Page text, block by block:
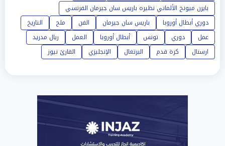
بايرن ميونخ الألماني نظيره باريس سان جيرمان الفرنسي
دوري أبطال أوروبا
باريس سان جيرمان الفن ملح
التاريخ
عمل
دوري تونس أبطال أوروبا العمل
ريال مدريد
ارسنال
كرة قدم البرتغال الإنجليزي القارئ نيوز